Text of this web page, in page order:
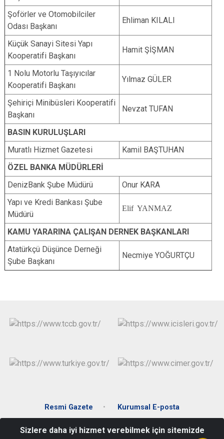
Şoförler ve Otomobilciler
Odası Başkanı
Ehliman KILALI
Küçük Sanayi Sitesi Yapı
Kooperatifi Başkanı
Hamit ŞİŞMAN
1 Nolu Motorlu Taşıyıcılar
Kooperatifi Başkanı
Yılmaz GÜLER
Şehiriçi Minibüsleri Kooperatifi
Başkanı
Nevzat TUFAN
BASIN KURULUŞLARI
Muratlı Hizmet Gazetesi
Kamil BAŞTUHAN
ÖZEL BANKA MÜDÜRLERİ
DenizBank Şube Müdürü
Onur KARA
Yapı ve Kredi Bankası Şube
Müdürü
Elif YANMAZ
KAMU YARARINA ÇALIŞAN DERNEK BAŞKANLARI
Atatürkçü Düşünce Derneği
Şube Başkanı
Necmiye YOĞURTÇU
Resmi Gazete Kurumsal E-posta
Muradiye Mah. Hürriyet Meydanı No:1 Muratlı / Tekirdağ
Sizlere daha iyi hizmet verebilmek için sitemizde